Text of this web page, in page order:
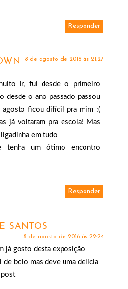
Responder
8 de agosto de 2016 às 21:27
ir, fui desde o primeiro
desde o ano passado passou
agosto ficou difícil pra mim :(
já voltaram pra escola! Mas
em tudo
tenha um ótimo encontro
Responder
SANTOS
8 de agosto de 2016 às 22:24
já gosto desta exposição
de bolo mas deve uma delícia